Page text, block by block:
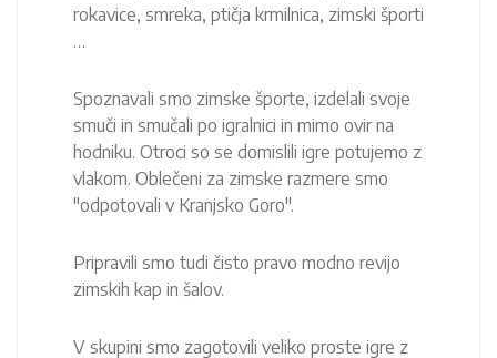
rokavice, smreka, ptičja krmilnica, zimski športi
…
Spoznavali smo zimske športe, izdelali svoje
smuči in smučali po igralnici in mimo ovir na
hodniku. Otroci so se domislili igre potujemo z
vlakom. Oblečeni za zimske razmere smo
"odpotovali v Kranjsko Goro".
Pripravili smo tudi čisto pravo modno revijo
zimskih kap in šalov.
V skupini smo zagotovili veliko proste igre z